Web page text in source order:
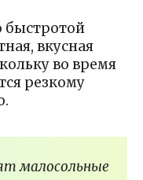
быстротой
вкусная
во время
резкому
малосольные